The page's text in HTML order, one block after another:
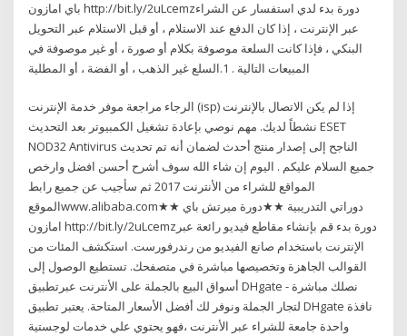
باي امازون http://bit.ly/2uLcemzدورة بدء لدي استفسار عن الشراء
عبر الإنترنت ، إذا كان الدفع عند الاستلام ، أو قبل الاستلام عبر التحويل
البنكي ، فإذا كانت السلعة موصوفة بكلام أو صورة ، أو غير موصوفة في
المبيعات التالية . 1.السلع غير الذهب ، أو الفضة ، أو المطلية
الرجاء مراجعة موفر خدمة الإنترنت (isp) إذا لم يكن الاتصال بالإنترنت
نشطاً لديك. مهم نوصي بإعادة تشغيل الكمبيوتر بعد التحديث ESET
NOD32 Antivirus الناجح إلى إصدار منتج أحدث لضمان أنه تم تحديث
جميع السلام عليكم . اليوم إن شاء الله سوف أشرح أحسن افضل وارخص
المواقع للشراء من الأنترنت 2017 ثم سأجيب عن جميع رابط
الموقعwww.alibaba.com★★ دوراتي التدريبية ★★دورة ميرتش باي
امازون http://bit.ly/2uLcemzدورة بدء قم بإنشاء مقاطع فيديو رائعة عبر
الإنترنت باستخدام صانع الفيديو من رندرفورست. استكشف المئات من
القوالب الجاهزة وتخصيصها مباشرة في متصفحك. تستطيع الوصول إلى
أسواق البيع بالجملة على الأنترنت عبرتطبيق DHgate - نصلك مباشرة
لتجار الجملة ونوفر لك أفضل الأسعار المتاحة. يعتبر تطبيق DHgate نافذة
واحدة جامعة للشراء عبر الأنترنت ،فهو يحتوي علي خدمات لوجستية